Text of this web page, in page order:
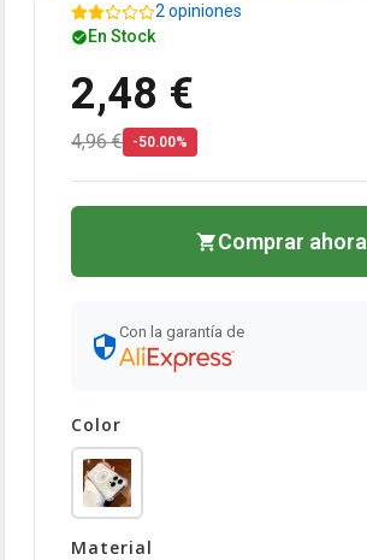
2 opiniones
En Stock
2,48 €
4,96 € -50.00%
Comprar ahora
Con la garantía de
Color
Material